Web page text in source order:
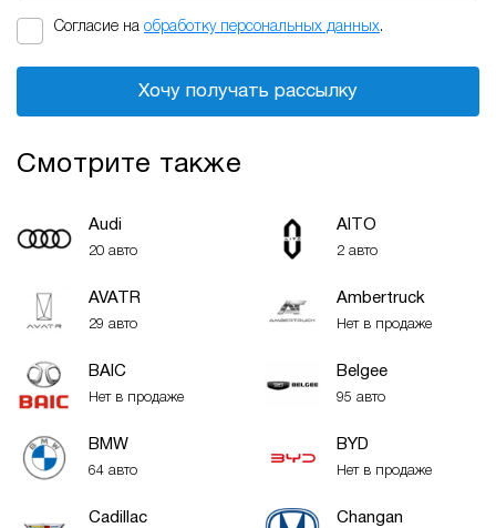
Согласие на обработку персональных данных.
Хочу получать рассылку
Смотрите также
Audi
20 авто
AITO
2 авто
AVATR
29 авто
Ambertruck
Нет в продаже
BAIC
Нет в продаже
Belgee
95 авто
BMW
64 авто
BYD
Нет в продаже
Cadillac Changan